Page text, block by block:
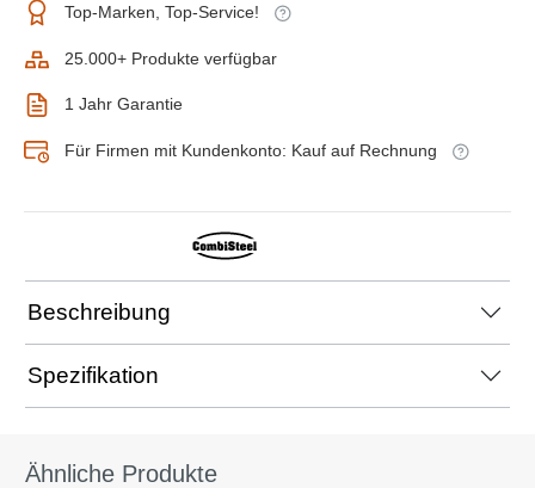
Top-Marken, Top-Service!
25.000+ Produkte verfügbar
1 Jahr Garantie
Für Firmen mit Kundenkonto: Kauf auf Rechnung
Beschreibung
Spezifikation
Ähnliche Produkte